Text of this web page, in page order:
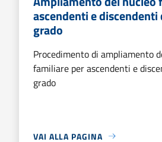
ascendenti e
grado
Procedimento di ampliamento
familiare per ascendenti e
grado
VAI ALLA PAGINA